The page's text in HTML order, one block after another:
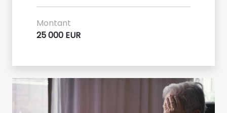
Montant
25 000 EUR